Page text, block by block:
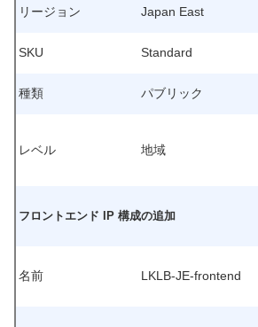
リージョン Japan East
SKU Standard
種類 パブリック
レベル 地域
フロントエンド IP 構成の追加
名前 LKLB-JE-frontend